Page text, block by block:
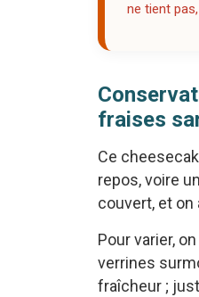
ne tient
fraises
Ce
repos, voire
couvert, et
Pour varier,
verrines
fraîcheur ;